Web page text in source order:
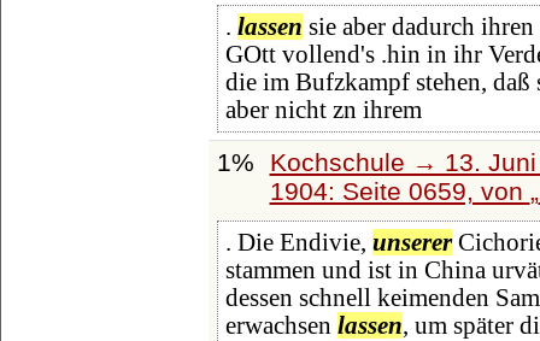
. lassen sie aber dadurch
GOtt vollend's .hin in ihr
die im Bufzkampf stehen, daß
aber nicht zn ihrem
1%
Kochschule → 13.
1904: Seite 0659, von
. Die Endivie, unserer
stammen und ist in China
dessen schnell keimenden
erwachsen lassen, um später